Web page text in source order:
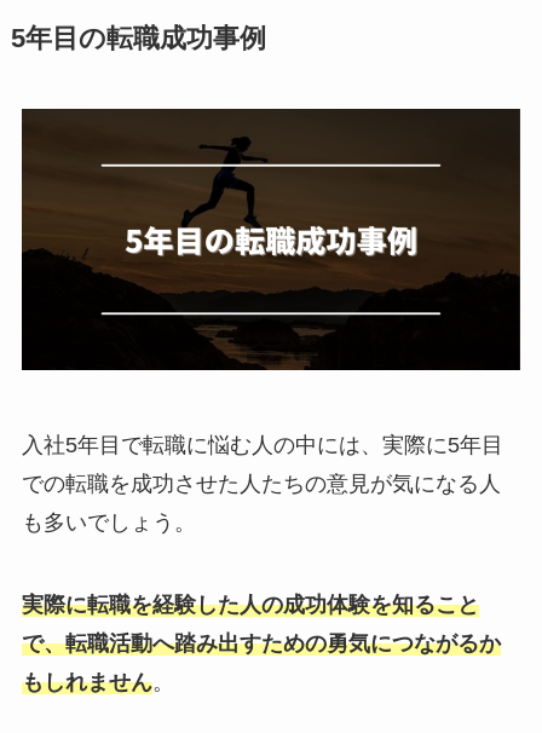
5年目の転職成功事例
入社5年目で転職に悩む人の中には、実際に5年目
での転職を成功させた人たちの意見が気になる人
も多いでしょう。
実際に転職を経験した人の成功体験を知ること
で、転職活動へ踏み出すための勇気につながるか
もしれません。